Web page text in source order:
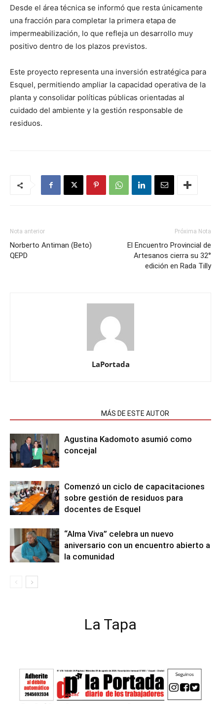
Desde el área técnica se informó que resta únicamente
una fracción para completar la primera etapa de
impermeabilización, lo que refleja un desarrollo muy
positivo dentro de los plazos previstos.
Este proyecto representa una inversión estratégica para
Esquel, permitiendo ampliar la capacidad operativa de la
planta y consolidar políticas públicas orientadas al
cuidado del ambiente y la gestión responsable de
residuos.
Nota anterior
Norberto Antiman (Beto)
QEPD
Próxima Nota
El Encuentro Provincial de
Artesanos cierra su 32°
edición en Rada Tilly
LaPortada
MÁS DE ESTE AUTOR
Agustina Kadomoto asumió como
concejal
Comenzó un ciclo de capacitaciones
sobre gestión de residuos para
docentes de Esquel
“Alma Viva” celebra un nuevo
aniversario con un encuentro abierto a
la comunidad
La Tapa